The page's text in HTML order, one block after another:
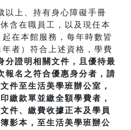
以上、持有身心障礙手冊
含在職員工，以及現任本
在本館服務，每年時數皆
者）符合上述資格，學費
分證明相關文件，且優待最
報名之符合優惠身分者，請
件至生活美學班辦公室，
繳款單並繳全額學費者，
件、繳費收據正本及學員
影本，至生活美學班辦公